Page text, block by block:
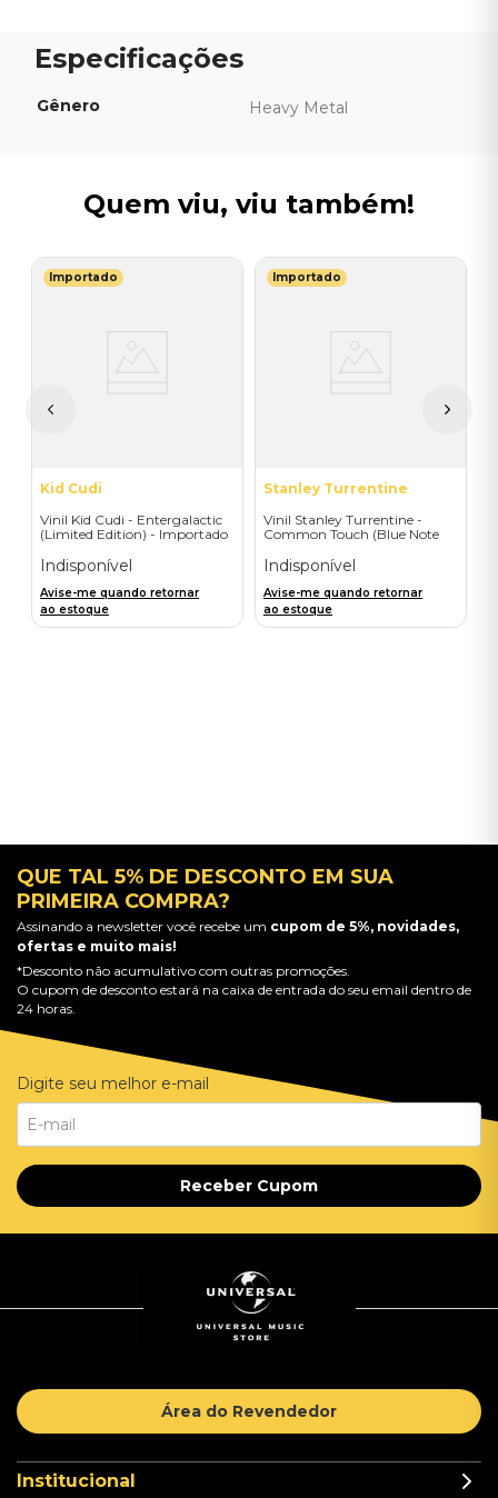
Gênero Heavy Metal
Quem viu, viu também!
Importado
Kid Cudi
Vinil Kid Cudi - Entergalactic
(Limited Edition) - Importado
Indisponível
Avise-me quando retornar
ao estoque
Importado
Stanley Turrentine
Vinil Stanley Turrentine -
Common Touch (Blue Note
Indisponível
Avise-me quando retornar
ao estoque
QUE TAL 5% DE DESCONTO EM SUA
PRIMEIRA COMPRA?
Assinando a newsletter você recebe um cupom de 5%, novidades,
ofertas e muito mais!
*Desconto não acumulativo com outras promoções.
O cupom de desconto estará na caixa de entrada do seu email dentro de
24 horas.
Digite seu melhor e-mail
Receber Cupom
Área do Revendedor
Institucional